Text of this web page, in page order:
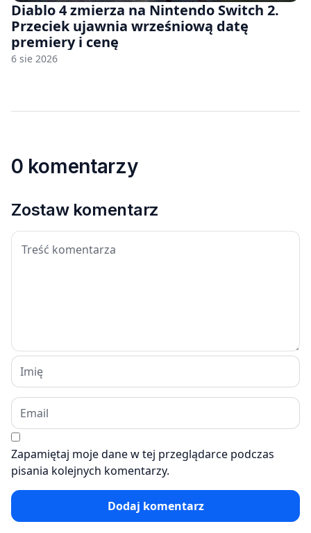
Diablo 4 zmierza na Nintendo Switch 2.
Przeciek ujawnia wrześniową datę
premiery i cenę
6 sie 2026
0 komentarzy
Zostaw komentarz
Zapamiętaj moje dane w tej przeglądarce podczas
pisania kolejnych komentarzy.
Dodaj komentarz